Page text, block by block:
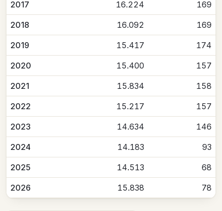
2017 16.224 169
2018 16.092 169
2019 15.417 174
2020 15.400 157
2021 15.834 158
2022 15.217 157
2023 14.634 146
2024 14.183 93
2025 14.513 68
2026 15.838 78